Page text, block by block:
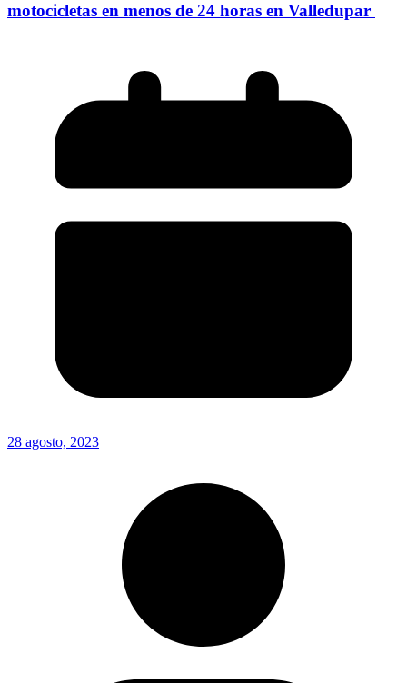
motocicletas en menos de 24 horas en Valledupar
28 agosto, 2023